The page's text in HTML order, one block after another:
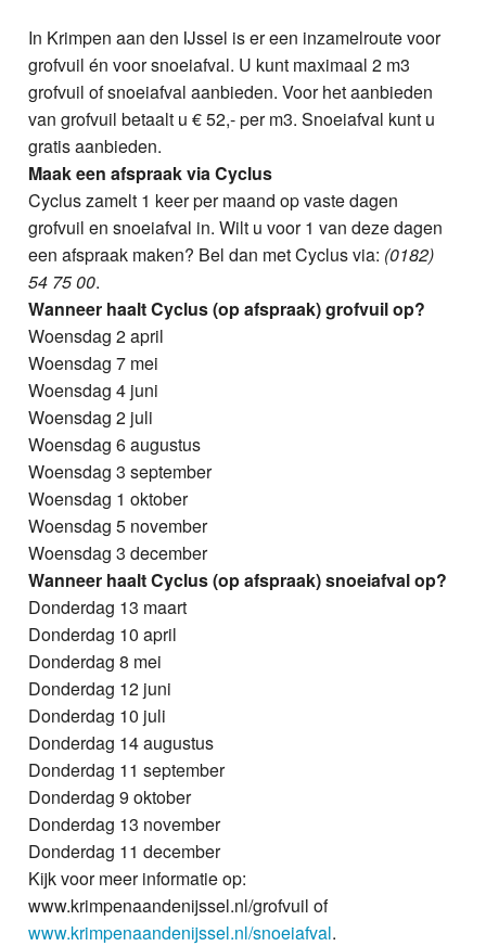
In Krimpen aan den IJssel is er een inzamelroute voor
grofvuil én voor snoeiafval. U kunt maximaal 2 m3
grofvuil of snoeiafval aanbieden. Voor het aanbieden
van grofvuil betaalt u € 52,- per m3. Snoeiafval kunt u
gratis aanbieden.
Maak een afspraak via Cyclus
Cyclus zamelt 1 keer per maand op vaste dagen
grofvuil en snoeiafval in. Wilt u voor 1 van deze dagen
een afspraak maken? Bel dan met Cyclus via: (0182)
54 75 00.
Wanneer haalt Cyclus (op afspraak) grofvuil op?
Woensdag 2 april
Woensdag 7 mei
Woensdag 4 juni
Woensdag 2 juli
Woensdag 6 augustus
Woensdag 3 september
Woensdag 1 oktober
Woensdag 5 november
Woensdag 3 december
Wanneer haalt Cyclus (op afspraak) snoeiafval op?
Donderdag 13 maart
Donderdag 10 april
Donderdag 8 mei
Donderdag 12 juni
Donderdag 10 juli
Donderdag 14 augustus
Donderdag 11 september
Donderdag 9 oktober
Donderdag 13 november
Donderdag 11 december
Kijk voor meer informatie op:
www.krimpenaandenijssel.nl/grofvuil of
www.krimpenaandenijssel.nl/snoeiafval.